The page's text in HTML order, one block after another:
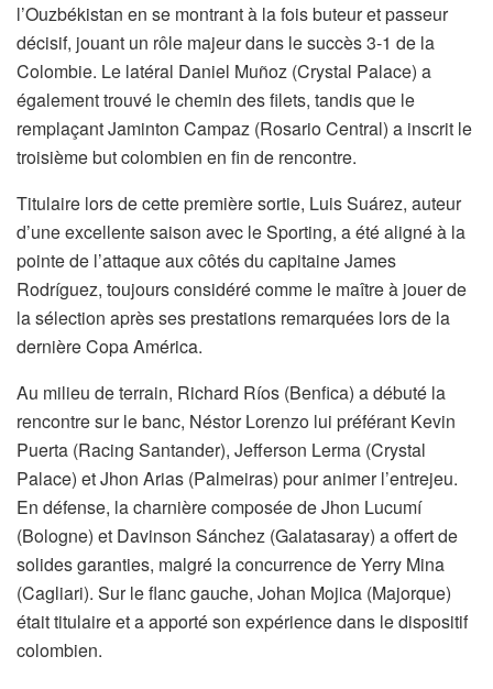
l’Ouzbékistan en se montrant à la fois buteur et passeur
décisif, jouant un rôle majeur dans le succès 3-1 de la
Colombie. Le latéral Daniel Muñoz (Crystal Palace) a
également trouvé le chemin des filets, tandis que le
remplaçant Jaminton Campaz (Rosario Central) a inscrit le
troisième but colombien en fin de rencontre.
Titulaire lors de cette première sortie, Luis Suárez, auteur
d’une excellente saison avec le Sporting, a été aligné à la
pointe de l’attaque aux côtés du capitaine James
Rodríguez, toujours considéré comme le maître à jouer de
la sélection après ses prestations remarquées lors de la
dernière Copa América.
Au milieu de terrain, Richard Ríos (Benfica) a débuté la
rencontre sur le banc, Néstor Lorenzo lui préférant Kevin
Puerta (Racing Santander), Jefferson Lerma (Crystal
Palace) et Jhon Arias (Palmeiras) pour animer l’entrejeu.
En défense, la charnière composée de Jhon Lucumí
(Bologne) et Davinson Sánchez (Galatasaray) a offert de
solides garanties, malgré la concurrence de Yerry Mina
(Cagliari). Sur le flanc gauche, Johan Mojica (Majorque)
était titulaire et a apporté son expérience dans le dispositif
colombien.